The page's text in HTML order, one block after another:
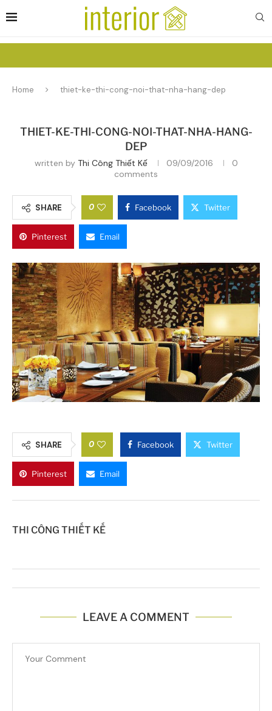
Home thiet-ke-thi-cong-noi-that-nha-hang-dep
THIET-KE-THI-CONG-NOI-THAT-NHA-HANG-
DEP
written by Thi Công Thiết Kế 09/09/2016
0
comments
SHARE 0 Facebook Twitter
Pinterest Email
SHARE 0 Facebook Twitter
Pinterest Email
THI CÔNG THIẾT KẾ
LEAVE A COMMENT